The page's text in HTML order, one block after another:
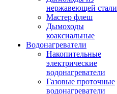
нержавеющей стали
Мастер флеш
Дымоходы
коаксиальные
Водонагреватели
Накопительные
электрические
водонагреватели
Газовые проточные
водонагреватели